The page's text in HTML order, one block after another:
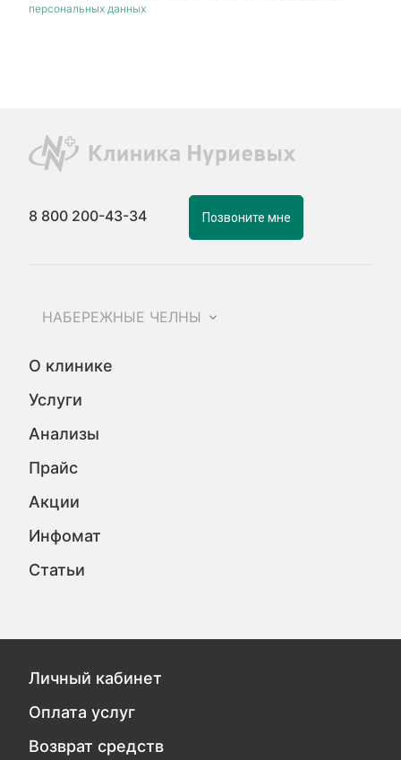
персональных данных
8 800 200-43-34 Позвоните мне
НАБЕРЕЖНЫЕ ЧЕЛНЫ
О клинике
Услуги
Анализы
Прайс
Акции
Инфомат
Статьи
Личный кабинет
Оплата услуг
Возврат средств